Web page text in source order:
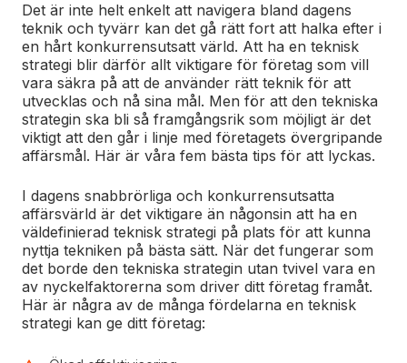
Det är inte helt enkelt att navigera bland dagens
teknik och tyvärr kan det gå rätt fort att halka efter i
en hårt konkurrensutsatt värld. Att ha en teknisk
strategi blir därför allt viktigare för företag som vill
vara säkra på att de använder rätt teknik för att
utvecklas och nå sina mål. Men för att den tekniska
strategin ska bli så framgångsrik som möjligt är det
viktigt att den går i linje med företagets övergripande
affärsmål. Här är våra fem bästa tips för att lyckas.
I dagens snabbrörliga och konkurrensutsatta
affärsvärld är det viktigare än någonsin att ha en
väldefinierad teknisk strategi på plats för att kunna
nyttja tekniken på bästa sätt. När det fungerar som
det borde den tekniska strategin utan tvivel vara en
av nyckelfaktorerna som driver ditt företag framåt.
Här är några av de många fördelarna en teknisk
strategi kan ge ditt företag: